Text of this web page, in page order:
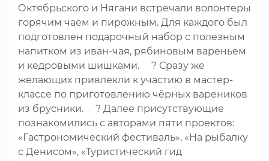
Октябрьского и Нягани встречали волонтеры
горячим чаем и пирожным. Для каждого был
подготовлен подарочный набор с полезным
напитком из иван-чая, рябиновым вареньем
и кедровыми шишками. ⠀ ? Сразу же
желающих привлекли к участию в мастер-
классе по приготовлению чёрных вареников
из брусники. ⠀ ? Далее присутствующие
познакомились с авторами пяти проектов:
«Гастрономический фестиваль», «На рыбалку
с Денисом», «Туристический гид